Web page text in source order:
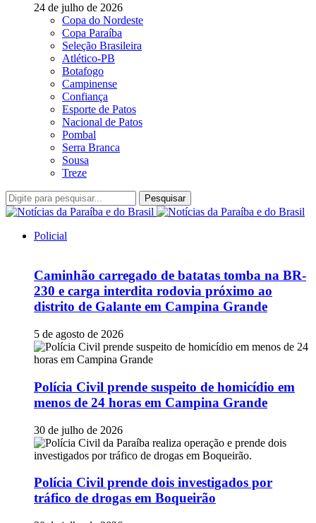
24 de julho de 2026
Copa do Nordeste
Copa Paraíba
Seleção Brasileira
Atlético-PB
Botafogo
Campinense
Confiança
Esporte de Patos
Nacional de Patos
Pombal
Serra Branca
Sousa
Treze
Pesquisar
Policial
Caminhão carregado de batatas tomba na BR-
230 e carga interdita rodovia próximo ao
distrito de Galante em Campina Grande
5 de agosto de 2026
Polícia Civil prende suspeito de homicídio em
menos de 24 horas em Campina Grande
30 de julho de 2026
Polícia Civil prende dois investigados por
tráfico de drogas em Boqueirão